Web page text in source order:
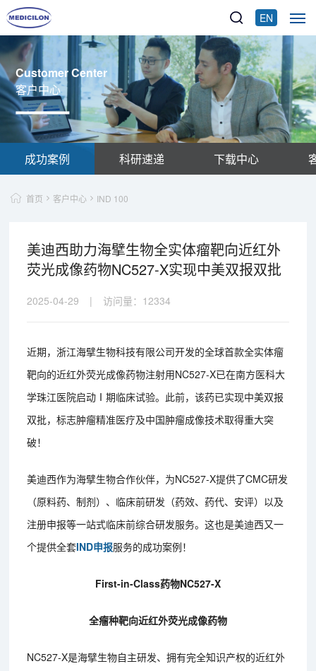
EN
Customer Center
客户中心
成功案例 科研速递 下载中心
首页 客户中心 IND 100
美迪西助力海擘生物全实体瘤靶向近红外
荧光成像药物NC527-X实现中美双报双批
2025-04-29 | 访问量： 12334
近期，浙江海擘生物科技有限公司开发的全球首款全实体瘤
靶向的近红外荧光成像药物注射用NC527-X已在南方医科大
学珠江医院启动Ⅰ期临床试验。此前，该药已实现中美双报
双批，标志肿瘤精准医疗及中国肿瘤成像技术取得重大突
破！
美迪西作为海擘生物合作伙伴，为NC527-X提供了CMC研发
（原料药、制剂）、临床前研发（药效、药代、安评）以及
注册申报等一站式临床前综合研发服务。这也是美迪西又一
个提供全套IND申报服务的成功案例！
First-in-Class药物NC527-X
全瘤种靶向近红外荧光成像药物
NC527-X是海擘生物自主研发、拥有完全知识产权的近红外